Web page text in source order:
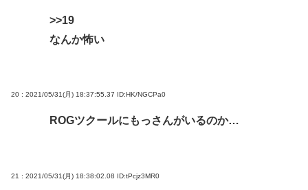
>>19
なんか怖い
20 : 2021/05/31(月) 18:37:55.37 ID:HK/NGCPa0
ROGツクールにもっさんがいるのか…
21 : 2021/05/31(月) 18:38:02.08 ID:tPcjz3MR0